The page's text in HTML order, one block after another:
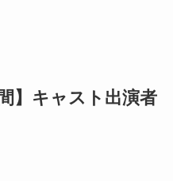
】キャスト出演者